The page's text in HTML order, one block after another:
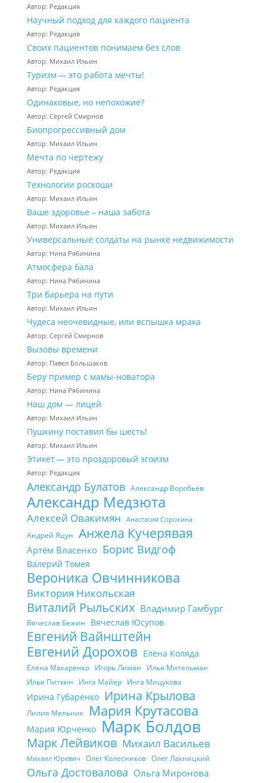
Автор: Редакция
Научный подход для каждого пациента
Автор: Редакция
Своих пациентов понимаем без слов
Автор: Михаил Ильин
Туризм — это работа мечты!
Автор: Редакция
Одинаковые, но непохожие?
Автор: Сергей Смирнов
Биопрогрессивный дом
Автор: Михаил Ильин
Мечта по чертежу
Автор: Редакция
Технологии роскоши
Автор: Михаил Ильин
Ваше здоровье – наша забота
Автор: Михаил Ильин
Универсальные солдаты на рынке недвижимости
Автор: Нина Рябинина
Атмосфера бала
Автор: Нина Рябинина
Три барьера на пути
Автор: Михаил Ильин
Чудеса неочевидные, или вспышка мрака
Автор: Сергей Смирнов
Вызовы времени
Автор: Павел Большаков
Беру пример с мамы-новатора
Автор: Нина Рябинина
Наш дом — лицей
Автор: Михаил Ильин
Пушкину поставил бы шесть!
Автор: Михаил Ильин
Этикет — это проздоровый эгоизм
Автор: Редакция
Александр Булатов Александр Воробьёв
Александр Медзюта
Алексей Овакимян Анастасия Сорокина
Андрей Яцун Анжела Кучерявая
Артём Власенко Борис Видгоф
Валерий Томея
Вероника Овчинникова
Виктория Никольская
Виталий Рыльских Владимир Гамбург
Вячеслав Бежин Вячеслав Юсупов
Евгений Вайнштейн
Евгений Дорохов Елена Коляда
Елена Макаренко Игорь Лиман
Илья Мительман
Илья Питкин
Инга Майер Инга Мицукова
Ирина Губаренко Ирина Крылова
Лилия Мельник Мария Крутасова
Мария Юрченко Марк Болдов
Марк Лейвиков Михаил Васильев
Михаил Юревич Олег Колесников Олег Лакницкий
Ольга Достовалова Ольга Миронова